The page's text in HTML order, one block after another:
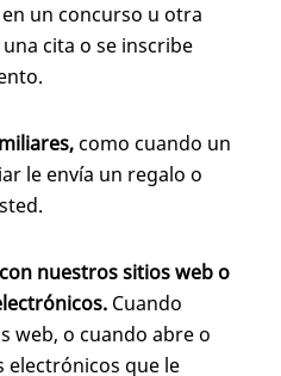
un concurso u otra
cita o se inscribe
como cuando un
le envía un regalo o
nuestros sitios web o
Cuando
web, o cuando abre o
electrónicos que le